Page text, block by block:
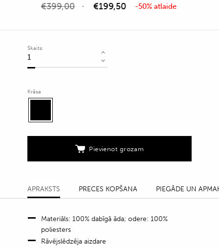
€399,00 €199,50 -50% atlaide
Skaits:
Dokumentu
un
soma-
Krāsa
Pievienot grozam
APRAKSTS PRECES KOPŠANA PIEGĀDE UN
Materiāls: 100% dabīgā āda; odere: 100%
poliesters
Rāvējslēdzēja aizdare